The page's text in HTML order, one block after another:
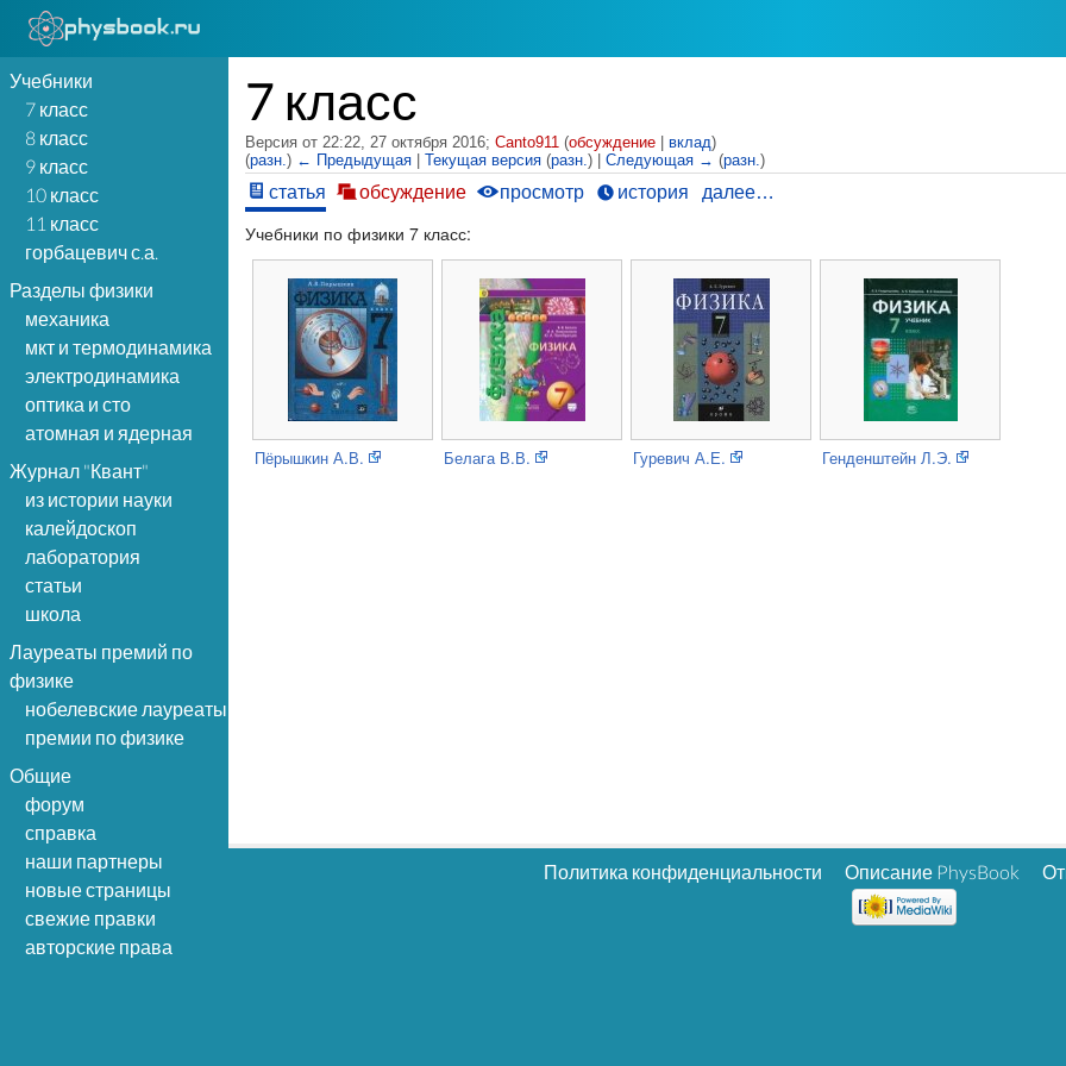
Учебники
7 класс
8 класс
9 класс
10 класс
11 класс
горбацевич с.а.
Разделы физики
механика
мкт и термодинамика
электродинамика
оптика и сто
атомная и ядерная
Журнал "Квант"
из истории науки
калейдоскоп
лаборатория
статьи
школа
Лауреаты премий по
физике
нобелевские лауреаты
премии по физике
Общие
форум
справка
наши партнеры
новые страницы
свежие правки
авторские права
7 класс
Версия от 22:22, 27 октября 2016;Canto911 (обсуждение |вклад)
(разн.) ← Предыдущая |Текущая версия (разн.) |Следующая → (разн.)
статья обсуждение просмотр история далее…
Учебники по физики 7 класс:
Пёрышкин А.В. Белага В.В. Гуревич А.Е. Генденштейн Л.Э.
Политика конфиденциальности Описание PhysBook